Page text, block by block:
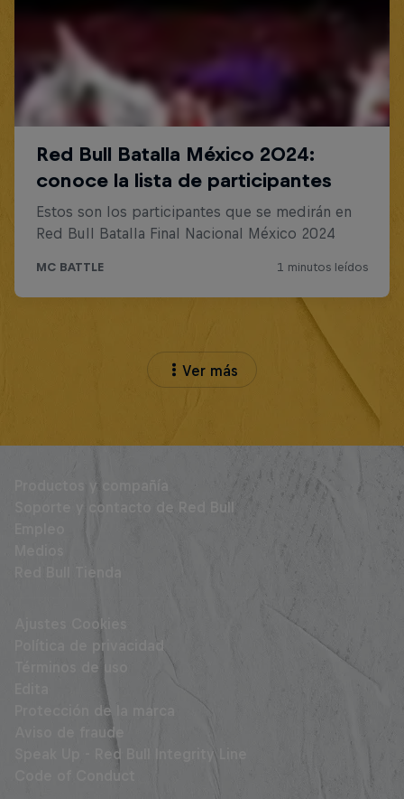
Ver más